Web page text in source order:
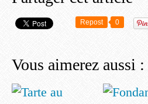
Repost 0
Vous aimerez aussi :